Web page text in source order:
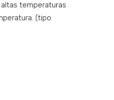
0
Tou
5
temperaturas
(tipo